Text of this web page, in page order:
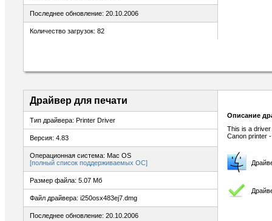
Последнее обновление: 20.10.2006
Количество загрузок: 82
Драйвер для печати
Тип драйвера: Printer Driver
Версия: 4.83
Операционная система: Mac OS
[полный список поддерживаемых ОС]
Размер файла: 5.07 Мб
Файл драйвера: i250osx483ej7.dmg
Последнее обновление: 20.10.2006
Описание
This is a
Canon printer